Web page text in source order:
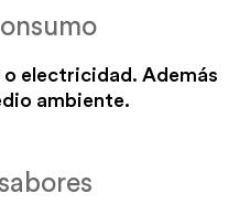
FUEGO MÁXIMO
o electricidad. Además
ambiente.